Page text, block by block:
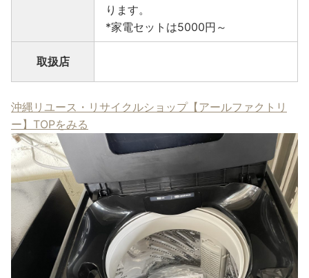
ります。
*家電セットは5000円～
取扱店
沖縄リユース・リサイクルショップ【アールファクトリ
ー】TOPをみる